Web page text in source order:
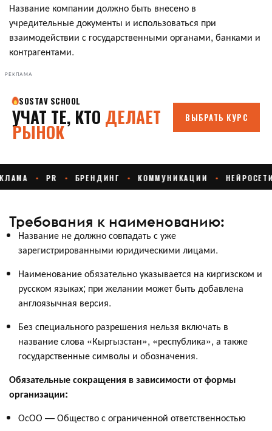
Название компании должно быть внесено в
учредительные документы и использоваться при
взаимодействии с государственными органами, банками и
контрагентами.
РЕКЛАМА
Требования к наименованию:
Название не должно совпадать с уже
зарегистрированными юридическими лицами.
Наименование обязательно указывается на киргизском и
русском языках; при желании может быть добавлена
англоязычная версия.
Без специального разрешения нельзя включать в
название слова «Кыргызстан», «республика», а также
государственные символы и обозначения.
Обязательные сокращения в зависимости от формы
организации:
ОсОО — Общество с ограниченной ответственностью